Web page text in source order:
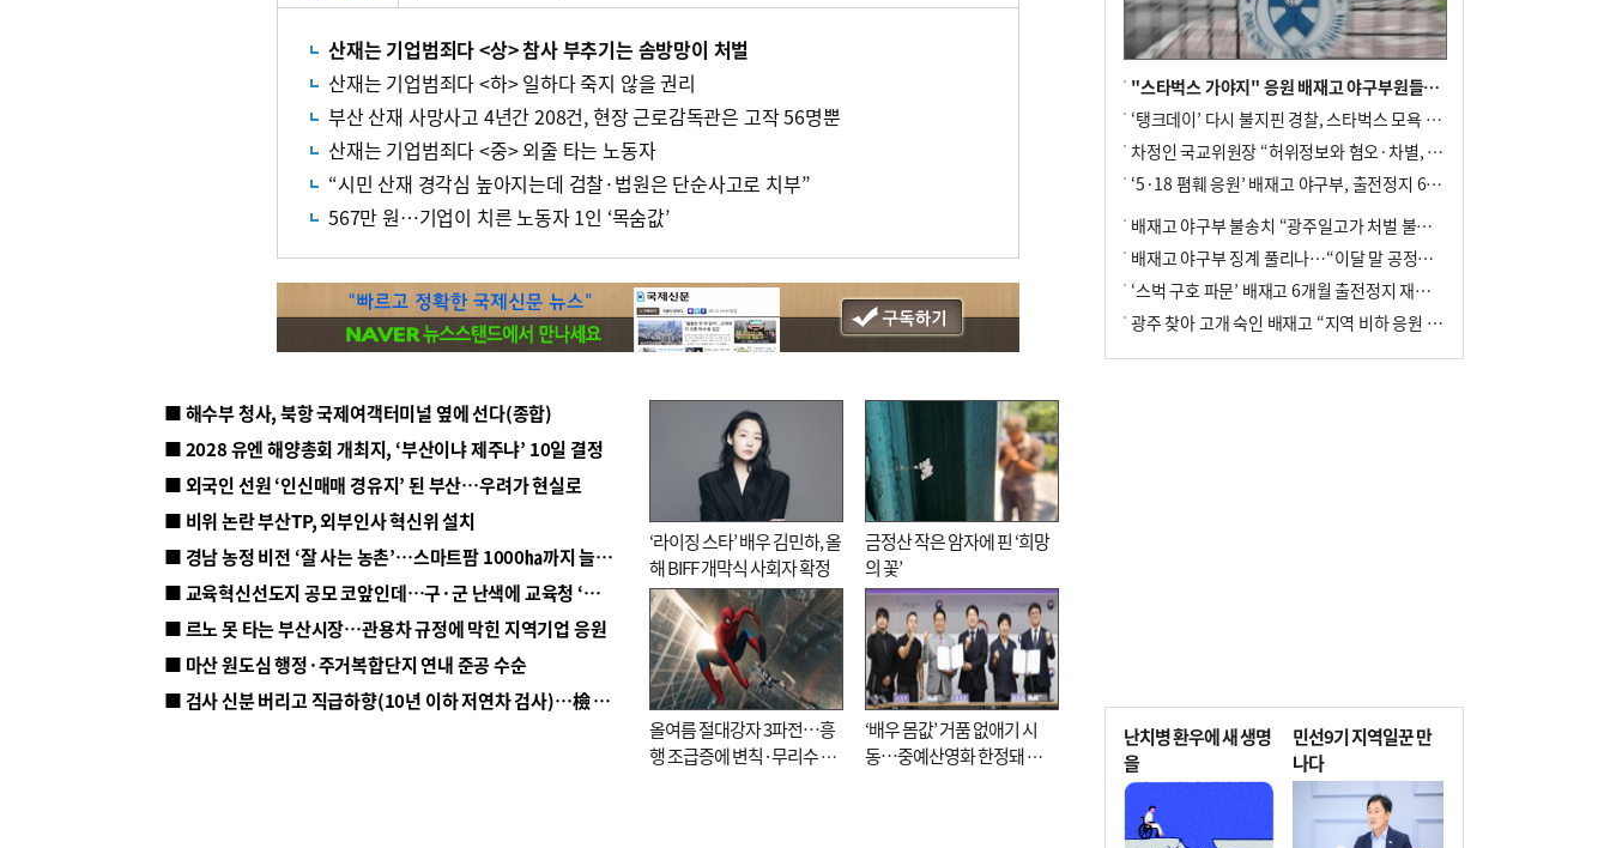
산재는 기업범죄다 <상> 참사 부추기는 솜방망이 처벌
산재는 기업범죄다 <하> 일하다 죽지 않을 권리
부산 산재 사망사고 4년간 208건, 현장 근로감독관은 고작 56명뿐
산재는 기업범죄다 <중> 외줄 타는 노동자
“시민 산재 경각심 높아지는데 검찰·법원은 단순사고로 치부”
567만 원…기업이 치른 노동자 1인 ‘목숨값’
■ 해수부 청사, 북항 국제여객터미널 옆에 선다(종합)
■ 2028 유엔 해양총회 개최지, ‘부산이냐 제주냐’ 10일 결정
■ 외국인 선원 ‘인신매매 경유지’ 된 부산…우려가 현실로
■ 비위 논란 부산TP, 외부인사 혁신위 설치
■ 경남 농정 비전 ‘잘 사는 농촌’…스마트팜 1000㏊까지 늘린다
■ 교육혁신선도지 공모 코앞인데…구·군 난색에 교육청 ‘쩔쩔’
■ 르노 못 타는 부산시장…관용차 규정에 막힌 지역기업 응원
■ 마산 원도심 행정·주거복합단지 연내 준공 수순
■ 검사 신분 버리고 직급하향(10년 이하 저연차 검사)…檢 중수청행 기피
‘라이징 스타’ 배우 김민하, 올
해 BIFF 개막식 사회자 확정
금정산 작은 암자에 핀 ‘희망
의 꽃’
올여름 절대강자 3파전…흥
행 조급증에 변칙·무리수 마
‘배우 몸값’ 거품 없애기 시
동…중예산영화 한정돼 실
"스타벅스 가야지" 응원 배재고 야구부원들, 학교서 징계 처분
‘탱크데이’ 다시 불지핀 경찰, 스타벅스 모욕 혐의 압수수색
차정인 국교위원장 “허위정보와 혐오·차별, 학교 교실까지 유입"
‘5·18 폄훼 응원’ 배재고 야구부, 출전정지 6개월→1개월 감경
배재고 야구부 불송치 “광주일고가 처벌 불원 의사 표해”
배재고 야구부 징계 풀리나…“이달 말 공정위서 재심의”
‘스벅 구호 파문’ 배재고 6개월 출전정지 재심 신청키로
광주 찾아 고개 숙인 배재고 “지역 비하 응원 잘못”(종합)
난치병 환우에 새 생명
을
민선9기 지역일꾼 만
나다